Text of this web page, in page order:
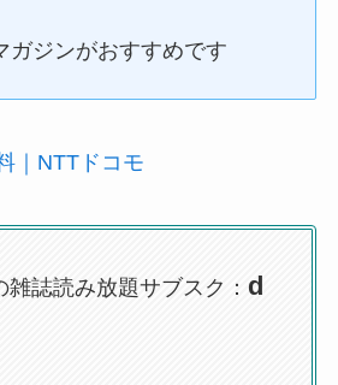
ガジンがおすすめです
｜NTTドコモ
誌読み放題サブスク： d